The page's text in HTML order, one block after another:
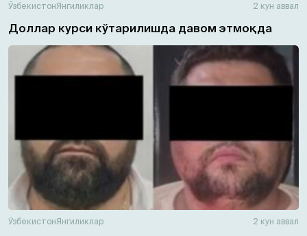
ЎзбекистонЯнгиликлар 2 кун аввал
Доллар курси кўтарилишда давом этмоқда
ЎзбекистонЯнгиликлар 2 кун аввал